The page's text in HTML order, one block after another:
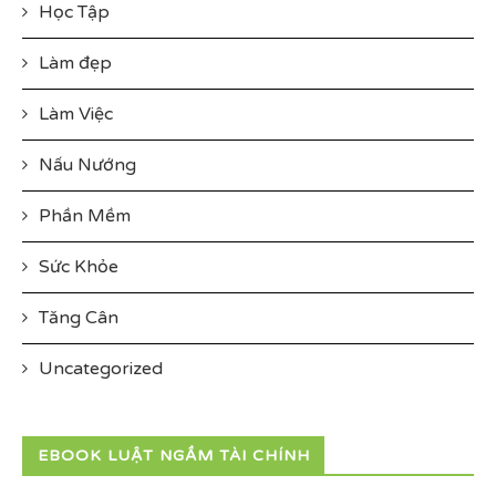
Học Tập
Làm đẹp
Làm Việc
Nấu Nướng
Phần Mềm
Sức Khỏe
Tăng Cân
Uncategorized
EBOOK LUẬT NGẦM TÀI CHÍNH